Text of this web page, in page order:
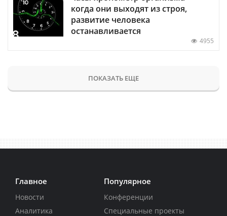
когда они выходят из строя,
развитие человека
останавливается
4955
ПОКАЗАТЬ ЕЩЕ
Главное
Новости
Аналитика
Популярное
Конференции
Специальные проекты